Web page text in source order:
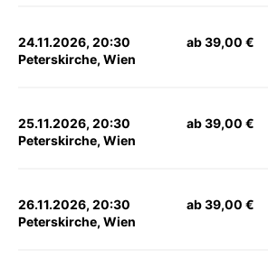
24.11.2026, 20:30
Peterskirche, Wien
ab 39,00 €
25.11.2026, 20:30
Peterskirche, Wien
ab 39,00 €
26.11.2026, 20:30
Peterskirche, Wien
ab 39,00 €